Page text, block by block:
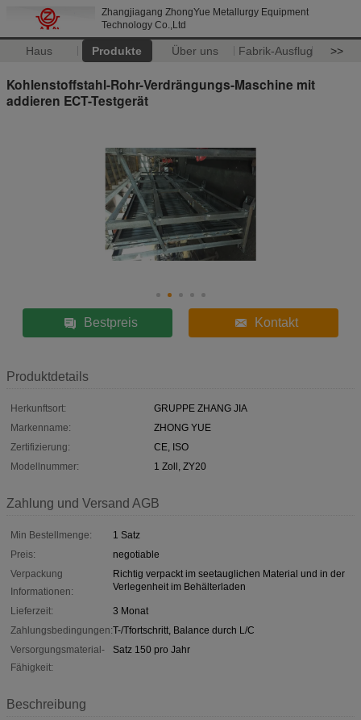
Zhangjiagang ZhongYue Metallurgy Equipment
Technology Co.,Ltd
Haus Produkte Über uns Fabrik-Ausflug >>
Kohlenstoffstahl-Rohr-Verdrängungs-Maschine mit
addieren ECT-Testgerät
Bestpreis Kontakt
Produktdetails
Herkunftsort:
GRUPPE ZHANG JIA
Markenname:
ZHONG YUE
Zertifizierung:
CE, ISO
Modellnummer:
1 Zoll, ZY20
Zahlung und Versand AGB
Min Bestellmenge:
1 Satz
Preis:
negotiable
Verpackung
Informationen:
Richtig verpackt im seetauglichen Material und in der
Verlegenheit im Behälterladen
Lieferzeit:
3 Monat
Zahlungsbedingungen:T-/Tfortschritt, Balance durch L/C
Versorgungsmaterial-
Fähigkeit:
Satz 150 pro Jahr
Beschreibung